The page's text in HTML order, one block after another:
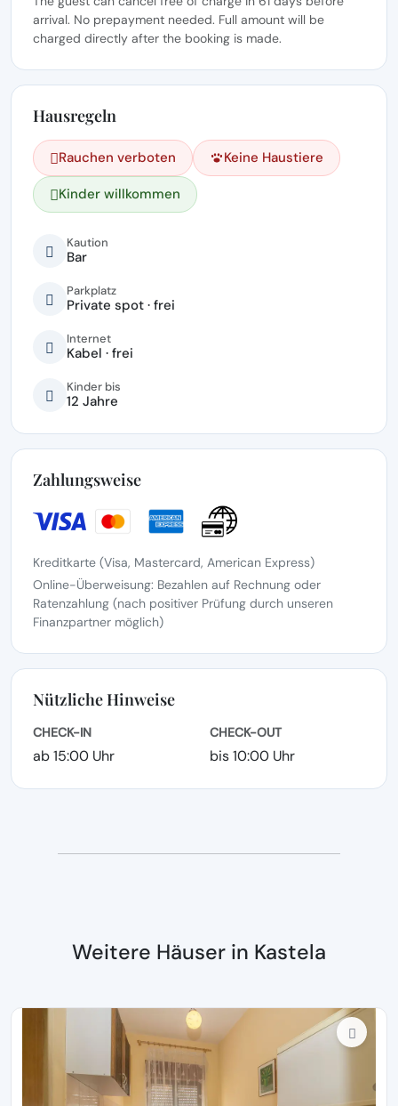
arrival. No prepayment needed. Full amount will be
charged directly after the booking is made.
Hausregeln
Rauchen verboten Keine Haustiere
Kinder willkommen
Kaution
Bar
Parkplatz
Private spot · frei
Internet
Kabel · frei
Kinder bis
12 Jahre
Zahlungsweise
Kreditkarte (Visa, Mastercard, American Express)
Online-Überweisung: Bezahlen auf Rechnung oder
Ratenzahlung (nach positiver Prüfung durch unseren
Finanzpartner möglich)
Nützliche Hinweise
CHECK-IN
ab 15:00 Uhr
CHECK-OUT
bis 10:00 Uhr
Weitere Häuser in Kastela